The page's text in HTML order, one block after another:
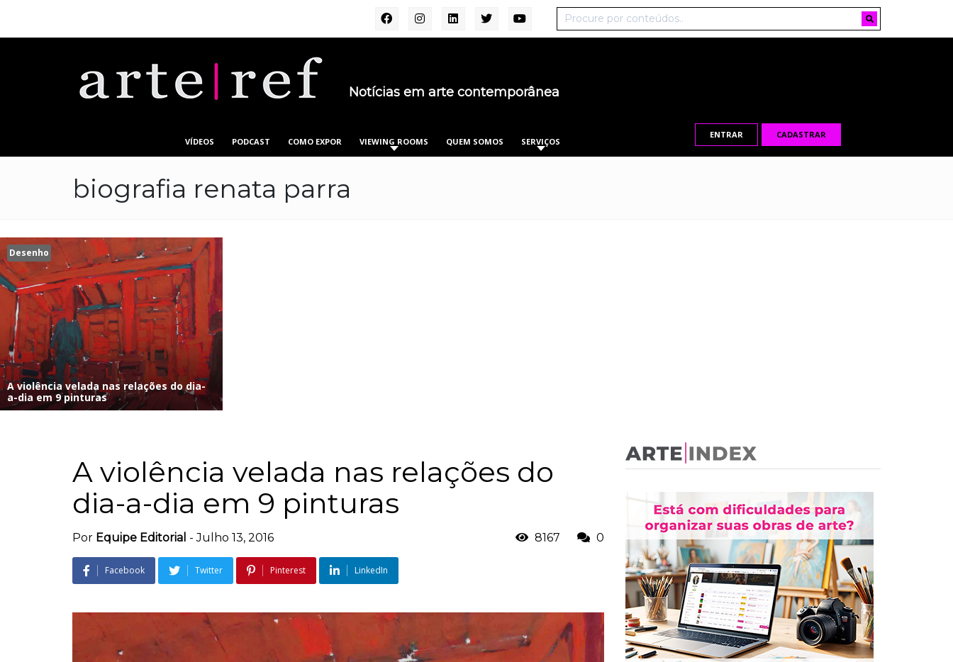
Notícias em arte contemporânea
VÍDEOS PODCAST COMO EXPOR VIEWING ROOMS QUEM SOMOS SERVIÇOS
ENTRAR CADASTRAR
biografia renata parra
Desenho
A violência velada nas relações do dia-
a-dia em 9 pinturas
A violência velada nas relações do
dia-a-dia em 9 pinturas
Por Equipe Editorial -Julho 13, 2016 8167 0
Facebook Twitter Pinterest LinkedIn